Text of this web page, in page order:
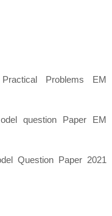
Problems EM
question Paper EM
Question Paper 2021